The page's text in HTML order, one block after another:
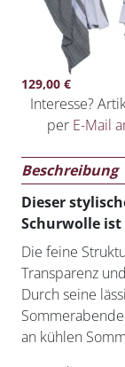
129,00 €
Interesse?
per E-Mail
Beschreibung
Dieser
Schurwolle
Die feine
Transparenz
Durch seine
an kühlen